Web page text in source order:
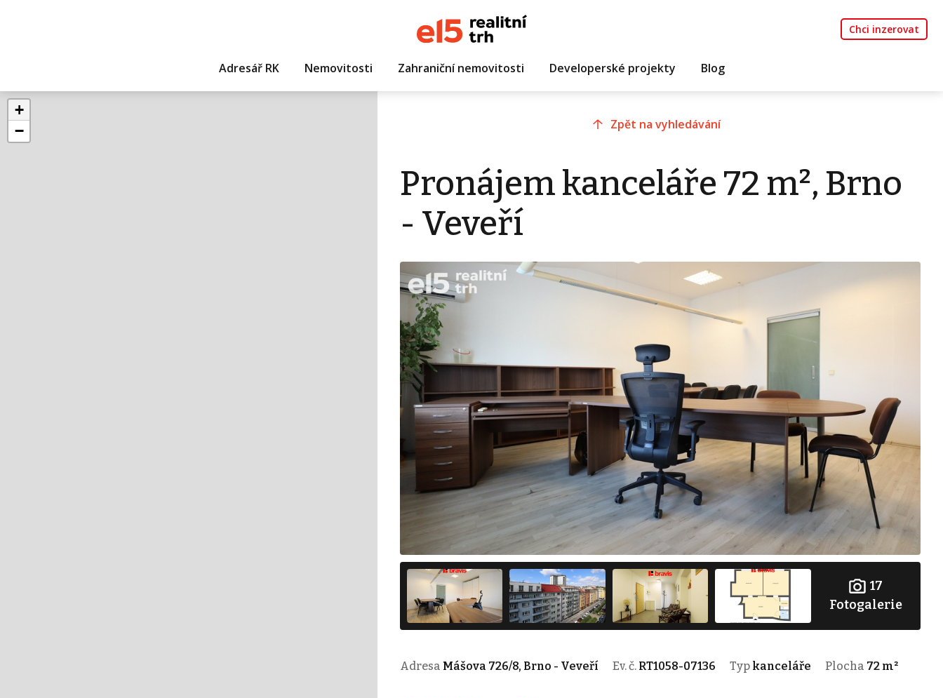
Chci inzerovat
Adresář RK Nemovitosti Zahraniční nemovitosti Developerské projekty Blog
+
−
Zpět na vyhledávání
Pronájem kanceláře 72 m², Brno
- Veveří
17
Fotogalerie
Adresa Mášova 726/8, Brno - Veveří Ev. č. RT1058-07136 Typ kanceláře Plocha 72 m²